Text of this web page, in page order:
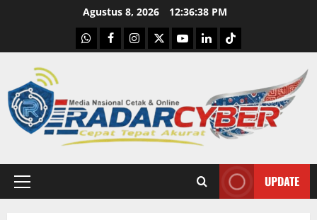
Agustus 8, 2026 12:36:39 PM
WhatsApp
Facebook
Instagram
X YoutubelinkedinTiktok
Primary
UPDATE